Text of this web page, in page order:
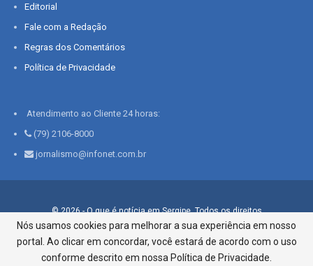
Editorial
Fale com a Redação
Regras dos Comentários
Política de Privacidade
Atendimento ao Cliente 24 horas:
(79) 2106-8000
jornalismo@infonet.com.br
© 2026 - O que é notícia em Sergipe. Todos os direitos
reservados.
Infonet - Rua Monsenhor Silveira 276, Bairro São José |
Aracaju-SE, CEP 49015-030, Fone: 79.2106.8000 - CI Centro de
Nós usamos cookies para melhorar a sua experiência em nosso
portal. Ao clicar em concordar, você estará de acordo com o uso
conforme descrito em nossa Política de Privacidade.